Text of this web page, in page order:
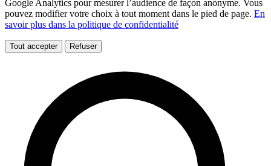
Google Analytics pour mesurer l’audience de façon anonyme. Vous
pouvez modifier votre choix à tout moment dans le pied de page. En
savoir plus dans la politique de confidentialité
Tout accepter Refuser